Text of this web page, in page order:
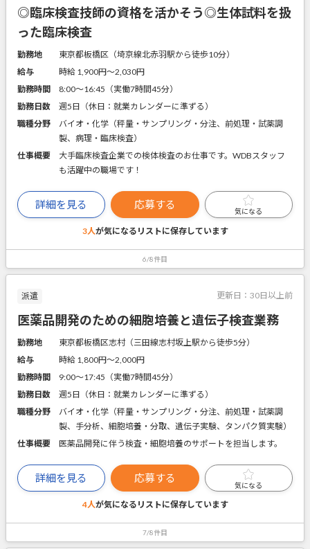
◎臨床検査技師の資格を活かそう◎生体試料を扱
った臨床検査
勤務地
東京都板橋区（埼京線北赤羽駅から徒歩10分）
給与
時給 1,900円〜2,030円
勤務時間
8:00～16:45（実働7時間45分）
勤務日数
週5日（休日：就業カレンダーに準ずる）
職種分野
バイオ・化学（秤量・サンプリング・分注、前処理・試薬調
製、病理・臨床検査）
仕事概要
大手臨床検査企業での検体検査のお仕事です。WDBスタッフ
も活躍中の職場です！
詳細を見る 応募する
気になる
3人が気になるリストに保存しています
6/8件目
派遣 更新日： 30日以上前
医薬品開発のための細胞培養と遺伝子検査業務
勤務地
東京都板橋区志村（三田線志村坂上駅から徒歩5分）
給与
時給 1,800円〜2,000円
勤務時間
9:00～17:45（実働7時間45分）
勤務日数
週5日（休日：就業カレンダーに準ずる）
職種分野
バイオ・化学（秤量・サンプリング・分注、前処理・試薬調
製、手分析、細胞培養・分取、遺伝子実験、タンパク質実験）
仕事概要
医薬品開発に伴う検査・細胞培養のサポートを担当します。
詳細を見る 応募する
気になる
4人が気になるリストに保存しています
7/8件目